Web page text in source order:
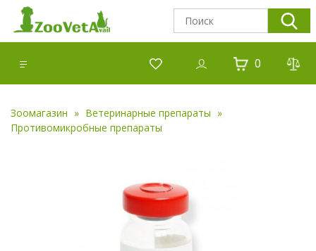
0
Зоомагазин
Ветеринарные препараты
Противомикробные препараты